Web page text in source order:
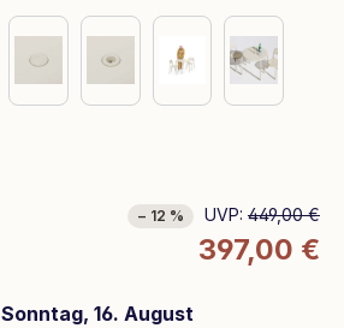
− 12 % UVP: 449,00 €
397,00 €
Sonntag, 16. August